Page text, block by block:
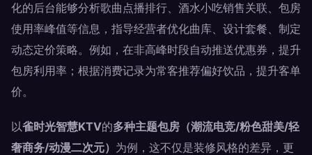
化的后台能够分析歌曲点播排行、酒水小吃销售关联、包房
使用率峰值等信息，指导经营者优化曲库、设计套餐、制定
动态定价策略。例如，在非高峰时段自动推送优惠券，提升
包房利用率；根据消费记录为常客推荐偏好饮品，提升客单
价。
以雀时光智慧KTV的多种主题包房（潮流电竞/粉色甜美/轻
奢商务/动漫二次元） 为例，这不仅是装修风格的差异，更